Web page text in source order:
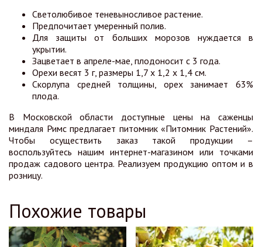
Светолюбивое теневыносливое растение.
Предпочитает умеренный полив.
Для защиты от больших морозов нуждается в
укрытии.
Зацветает в апреле-мае, плодоносит с 3 года.
Орехи весят 3 г, размеры 1,7 x 1,2 x 1,4 см.
Скорлупа средней толщины, орех занимает 63%
плода.
В Московской области доступные цены на саженцы
миндаля Римс предлагает питомник «Питомник Растений».
Чтобы осуществить заказ такой продукции –
воспользуйтесь нашим интернет-магазином или точками
продаж садового центра. Реализуем продукцию оптом и в
розницу.
Похожие товары